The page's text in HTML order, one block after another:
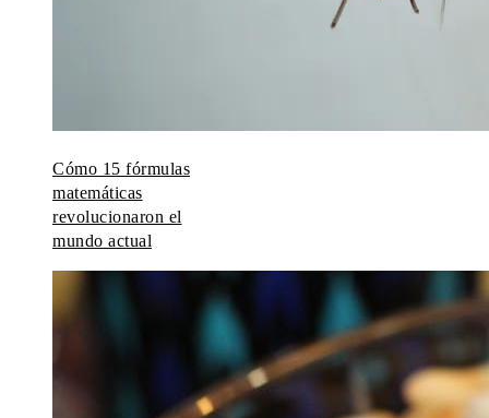
Cómo 15 fórmulas
matemáticas
revolucionaron el
mundo actual